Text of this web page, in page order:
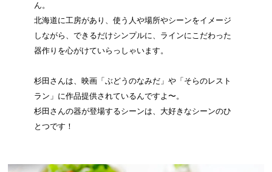
ん。
北海道に工房があり、使う人や場所やシーンをイメージ
しながら、できるだけシンプルに、ラインにこだわった
器作りを心がけていらっしゃいます。
杉田さんは、映画「ぶどうのなみだ」や「そらのレスト
ラン」に作品提供されているんですよ〜。
杉田さんの器が登場するシーンは、大好きなシーンのひ
とつです！